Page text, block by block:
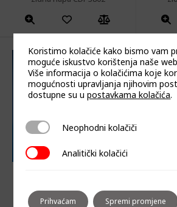
Koristimo kolačiće kako bismo vam
moguće iskustvo korištenja naše
Više informacija o kolačićima koje
mogućnosti upravljanja njihovim
dostupne su upostavkama kolačića.
Neophodni kolačiči
Neophodni kolačiči
Analitički kolačići
Analitički kolačići
Prihvaćam Spremi promjene